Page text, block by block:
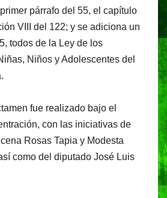
párrafo del 55, el capítulo
VIII del 122; y se adiciona un
todos de la Ley de los
Niños y Adolescentes del
fue realizado bajo el
con las iniciativas de
Rosas Tapia y Modesta
como del diputado José Luis